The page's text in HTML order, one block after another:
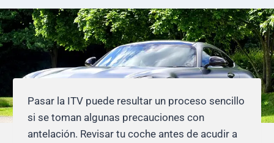
Pasar la ITV puede resultar un proceso sencillo
si se toman algunas precauciones con
antelación. Revisar tu coche antes de acudir a